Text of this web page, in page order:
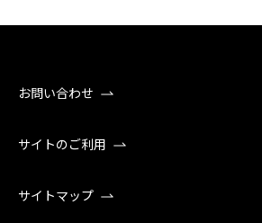
お問い合わせ
サイトのご利用
サイトマップ